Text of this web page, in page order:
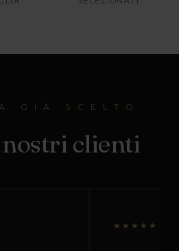
GIÀ SCELTO
clienti
★★★★★